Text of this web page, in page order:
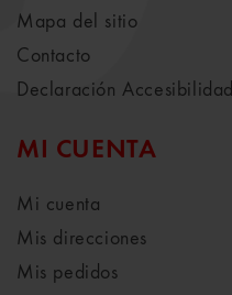
Mapa del sitio
Contacto
Declaración Accesibilidad
MI CUENTA
Mi cuenta
Mis direcciones
Mis pedidos